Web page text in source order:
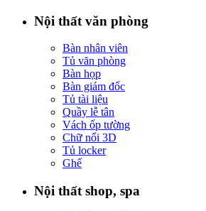
Nội thất văn phòng
Bàn nhân viên
Tủ văn phòng
Bàn họp
Bàn giám đốc
Tủ tài liệu
Quầy lễ tân
Vách ốp tường
Chữ nổi 3D
Tủ locker
Ghế
Nội thất shop, spa